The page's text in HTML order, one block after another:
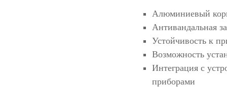
Алюминиевый
Антивандальная
Устойчивость к
Возможность
Интеграция с
приборами